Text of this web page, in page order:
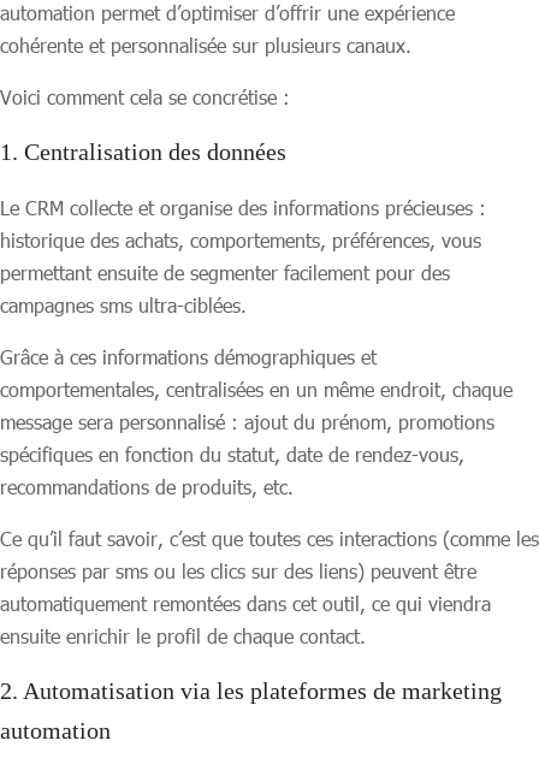
automation permet d’optimiser d’offrir une expérience
cohérente et personnalisée sur plusieurs canaux.
Voici comment cela se concrétise :
1. Centralisation des données
Le CRM collecte et organise des informations précieuses :
historique des achats, comportements, préférences, vous
permettant ensuite de segmenter facilement pour des
campagnes sms ultra-ciblées.
Grâce à ces informations démographiques et
comportementales, centralisées en un même endroit, chaque
message sera personnalisé : ajout du prénom, promotions
spécifiques en fonction du statut, date de rendez-vous,
recommandations de produits, etc.
Ce qu’il faut savoir, c’est que toutes ces interactions (comme les
réponses par sms ou les clics sur des liens) peuvent être
automatiquement remontées dans cet outil, ce qui viendra
ensuite enrichir le profil de chaque contact.
2. Automatisation via les plateformes de marketing
automation